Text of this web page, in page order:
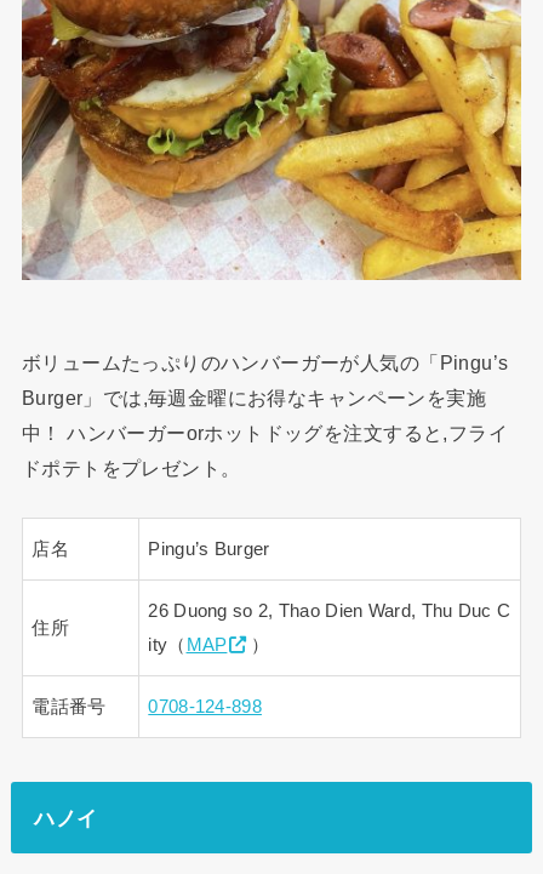
ボリュームたっぷりのハンバーガーが人気の「Pingu’s
Burger」では,毎週金曜にお得なキャンペーンを実施
中！ ハンバーガーorホットドッグを注文すると,フライ
ドポテトをプレゼント。
店名 Pingu’s Burger
住所
26 Duong so 2, Thao Dien Ward, Thu Duc C
ity（ MAP ）
電話番号 0708-124-898
ハノイ